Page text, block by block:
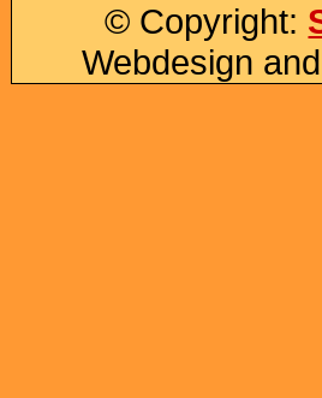
© Copyright:
Webdesign